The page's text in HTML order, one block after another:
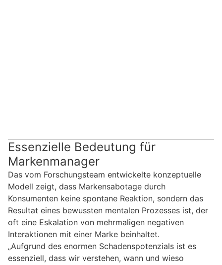
Essenzielle Bedeutung für
Markenmanager
Das vom Forschungsteam entwickelte konzeptuelle
Modell zeigt, dass Markensabotage durch
Konsumenten keine spontane Reaktion, sondern das
Resultat eines bewussten mentalen Prozesses ist, der
oft eine Eskalation von mehrmaligen negativen
Interaktionen mit einer Marke beinhaltet.
„Aufgrund des enormen Schadenspotenzials ist es
essenziell, dass wir verstehen, wann und wieso